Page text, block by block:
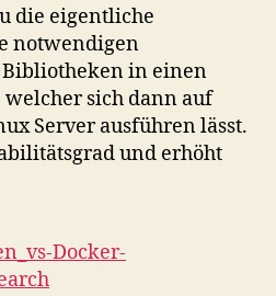
die eigentliche
notwendigen
in einen
sich dann auf
Server ausführen lässt.
und erhöht